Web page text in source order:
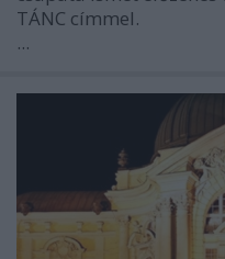
TÁNC címmel.
...